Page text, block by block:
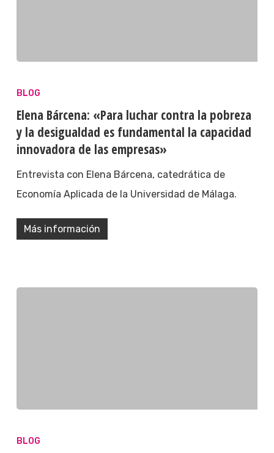
BLOG
Elena Bárcena: «Para luchar contra la pobreza
y la desigualdad es fundamental la capacidad
innovadora de las empresas»
Entrevista con Elena Bárcena, catedrática de
Economía Aplicada de la Universidad de Málaga.
Más información
BLOG